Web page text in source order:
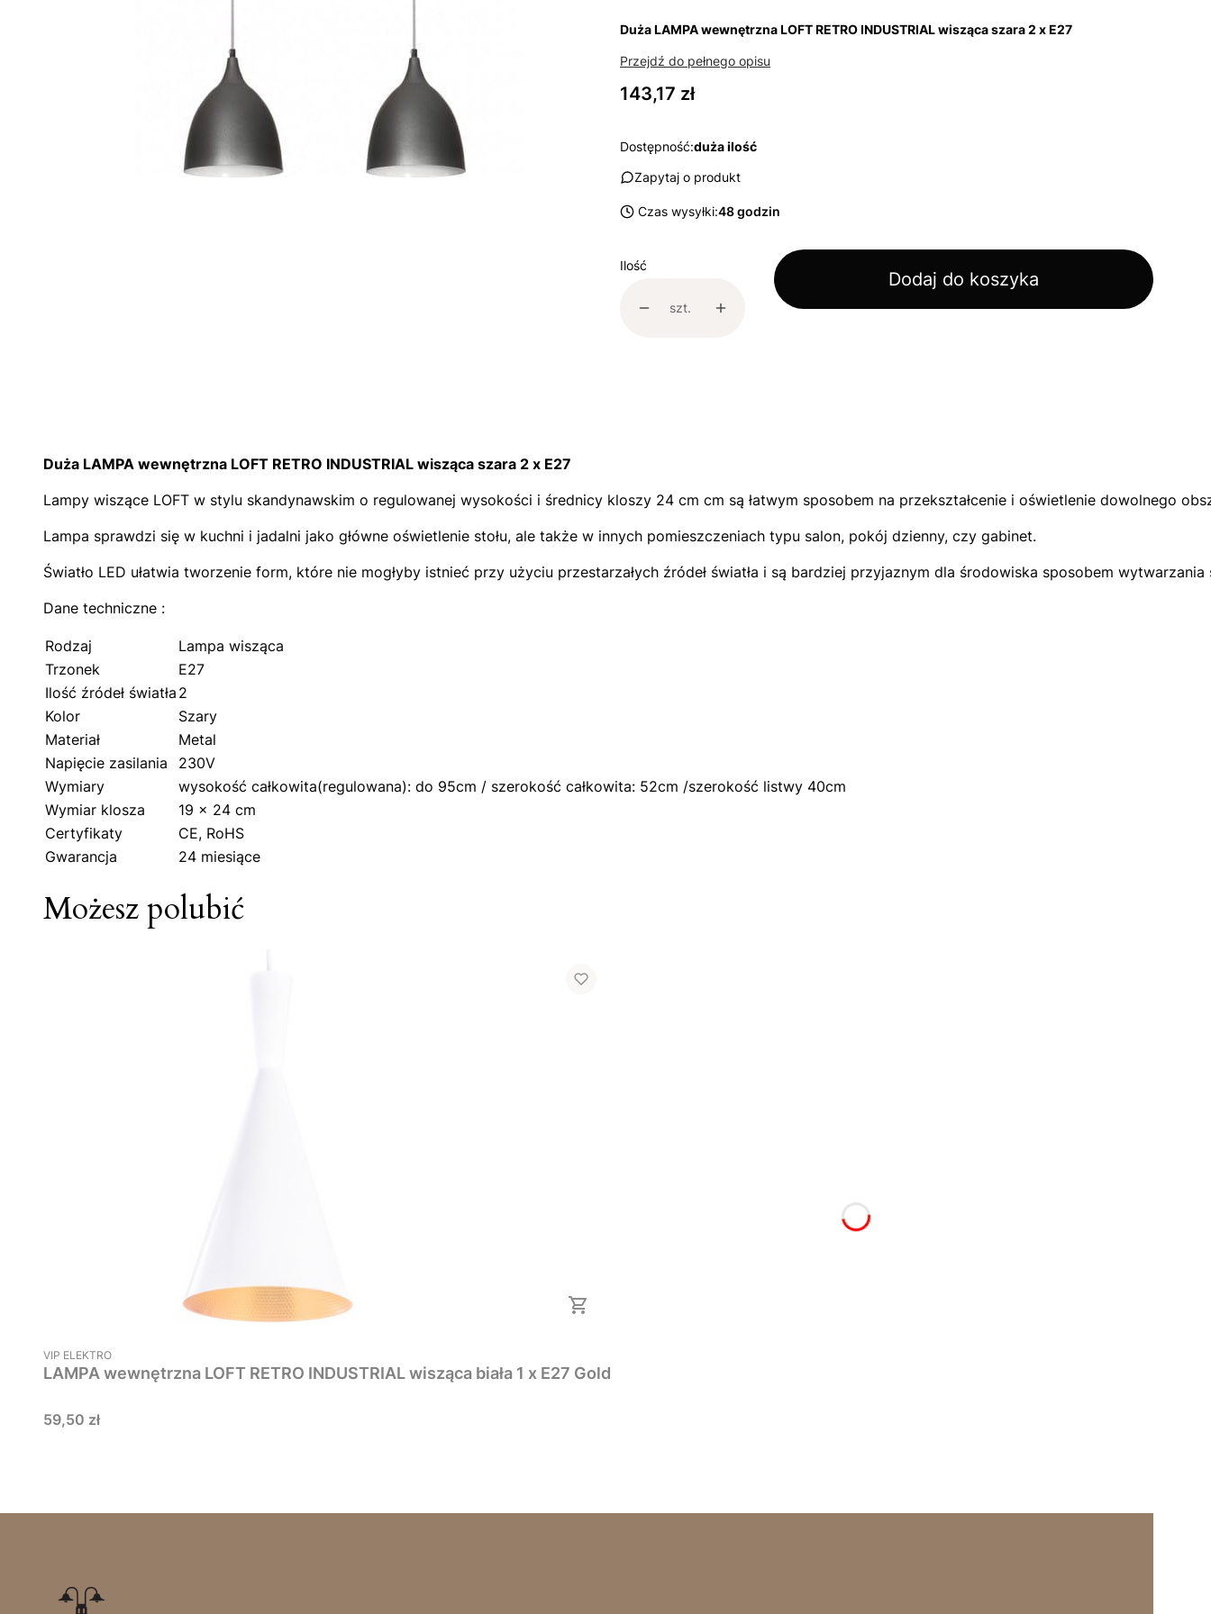
Duża LAMPA wewnętrzna LOFT RETRO INDUSTRIALwisząca szara 2 x E27
Przejdź do pełnego opisu
Cena
143,17 zł
Dostępność:duża ilość
Zapytaj o produkt
Czas wysyłki:48 godzin
Ilość
szt.
Dodaj do koszyka
Duża LAMPA wewnętrzna LOFT RETRO INDUSTRIAL wisząca szara 2 x E27
Lampy wiszące LOFT w stylu skandynawskim o regulowanej wysokości i średnicy kloszy 24 cm cm są łatwym sposobem na przekształcenie i oświetlenie dowolnego
Lampa sprawdzi się w kuchni i jadalni jako główne oświetlenie stołu, ale także w innych pomieszczeniach typu salon, pokój dzienny, czy gabinet.
Światło LED ułatwia tworzenie form, które nie mogłyby istnieć przy użyciu przestarzałych źródeł światła i są bardziej przyjaznym dla środowiska sposobem
Dane techniczne :
Rodzaj
Lampa wisząca
Trzonek
E27
Ilość źródeł światła 2
Kolor
Szary
Materiał
Metal
Napięcie zasilania
230V
Wymiary
wysokość całkowita(regulowana): do 95cm / szerokość całkowita: 52cm /szerokość listwy 40cm
Wymiar klosza
19 x 24 cm
Certyfikaty
CE, RoHS
Gwarancja
24 miesiące
Możesz polubić
PRODUCENT
VIP ELEKTRO
LAMPA wewnętrzna LOFT RETRO INDUSTRIAL wisząca biała 1 x E27 Gold
Cena
59,50 zł